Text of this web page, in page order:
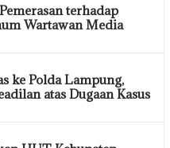
terhadap
Wartawan Media
ke Polda Lampung,
atas Dugaan Kasus